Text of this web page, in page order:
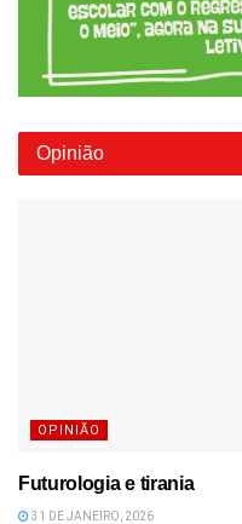
Opinião
OPINIÃO
Futurologia e tirania
31 DE JANEIRO, 2026